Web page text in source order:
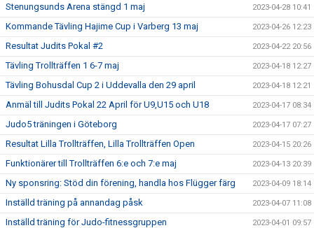
Stenungsunds Arena stängd 1 maj 2023-04-28 10:41
Kommande Tävling Hajime Cup i Varberg 13 maj 2023-04-26 12:23
Resultat Judits Pokal #2 2023-04-22 20:56
Tävling Trollträffen 1 6-7 maj 2023-04-18 12:27
Tävling Bohusdal Cup 2 i Uddevalla den 29 april 2023-04-18 12:21
Anmäl till Judits Pokal 22 April för U9,U15 och U18 2023-04-17 08:34
Judo5 träningen i Göteborg 2023-04-17 07:27
Resultat Lilla Trollträffen, Lilla Trollträffen Open 2023-04-15 20:26
Funktionärer till Trollträffen 6:e och 7:e maj 2023-04-13 20:39
Ny sponsring: Stöd din förening, handla hos Flügger färg 2023-04-09 18:14
Inställd träning på annandag påsk 2023-04-07 11:08
Inställd träning för Judo-fitnessgruppen 2023-04-01 09:57